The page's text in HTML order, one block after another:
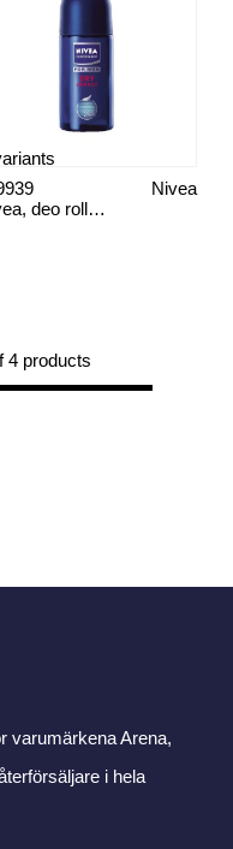
Nivea, deo roll on
Nivea
4 products
varumärkena Arena,
i hela